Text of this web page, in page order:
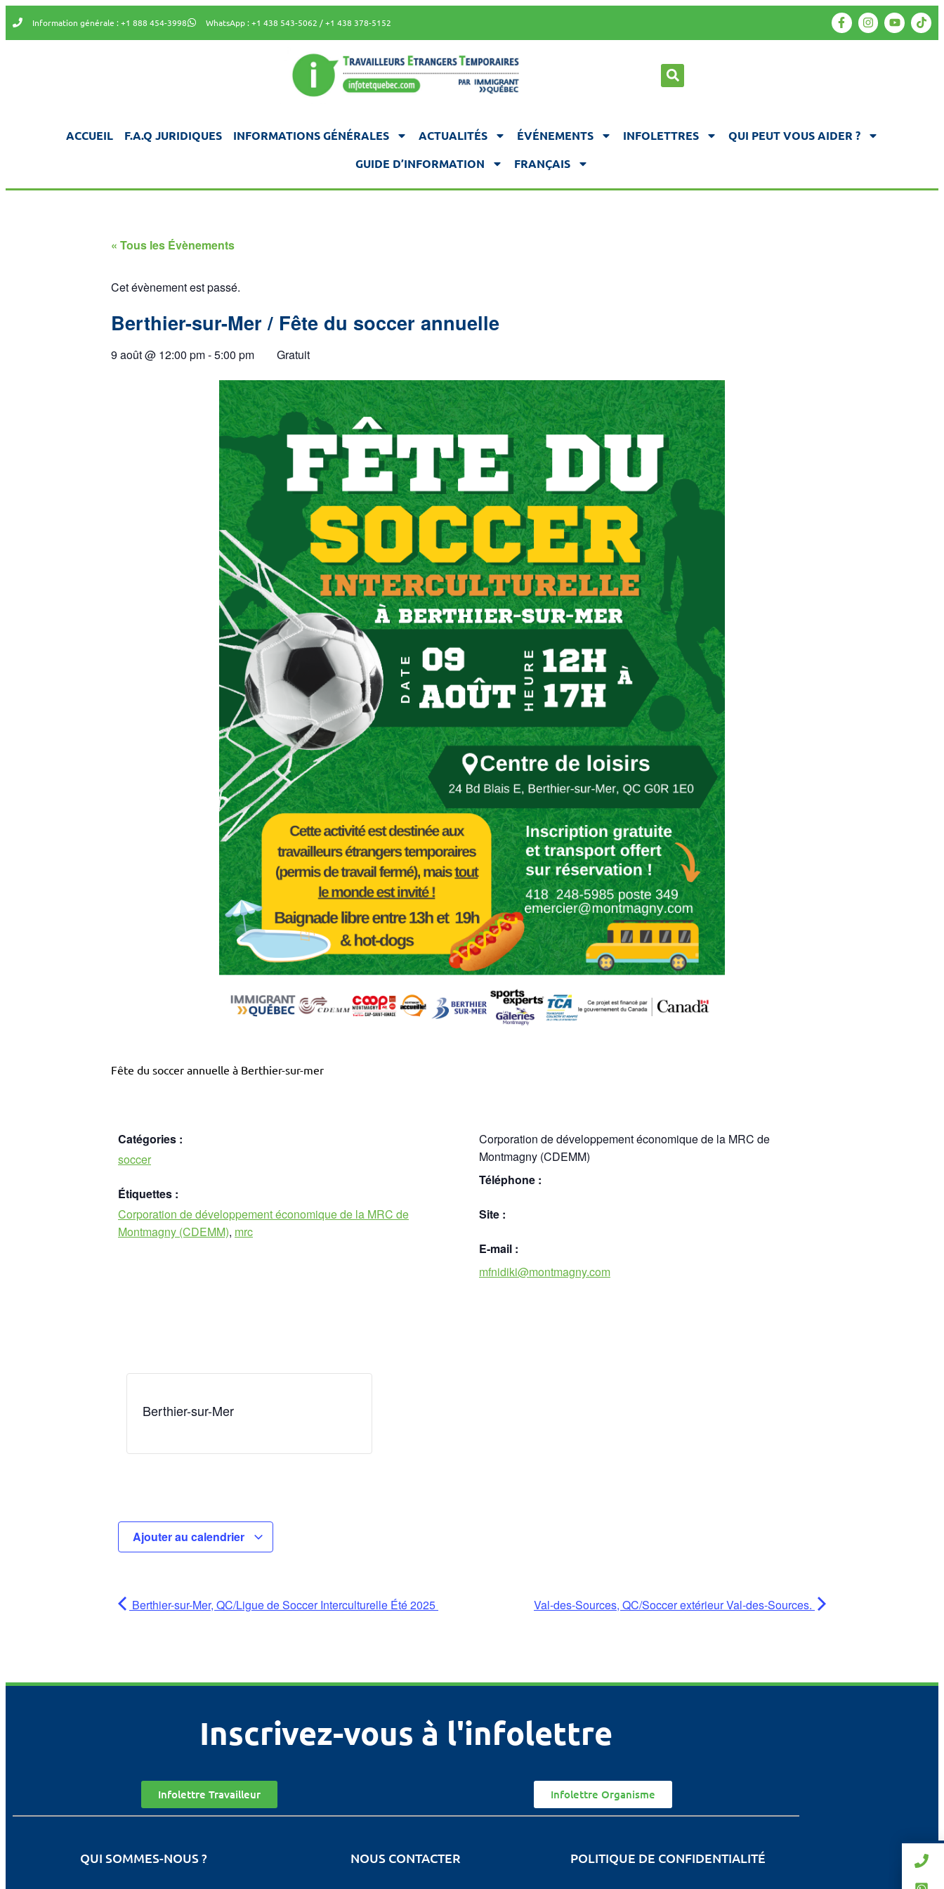
Information générale : +1 888 454-3998 WhatsApp : +1 438 543-5062 / +1 438 378-5152
ACCUEIL F.A.Q JURIDIQUES INFORMATIONS GÉNÉRALES ACTUALITÉS ÉVÉNEMENTS INFOLETTRES
QUI PEUT VOUS AIDER ?
GUIDE D’INFORMATION
FRANÇAIS
« Tous les Évènements
Cet évènement est passé.
Berthier-sur-Mer / Fête du soccer annuelle
9 août@ 12:00 pm-5:00 pm Gratuit
Fête du soccer annuelle à Berthier-sur-mer
Catégories :
soccer
Étiquettes :
Corporation de développement économique de la MRC de
Montmagny (CDEMM), mrc
Corporation de développement économique de la MRC de
Montmagny (CDEMM)
Téléphone :
Site :
E-mail :
mfnidiki@montmagny.com
Berthier-sur-Mer
Ajouter au calendrier
Berthier-sur-Mer, QC/Ligue de Soccer Interculturelle Été 2025 Val-des-Sources, QC/Soccer extérieur Val-des-Sources.
Inscrivez-vous à l'infolettre
Infolettre Travailleur Infolettre Organisme
QUI SOMMES-NOUS ? NOUS CONTACTER POLITIQUE DE CONFIDENTIALITÉ